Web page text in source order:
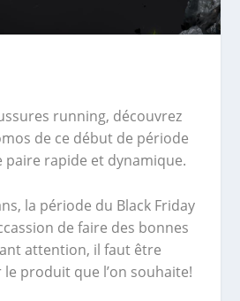
running, découvrez
de ce début de période
paire rapide et dynamique.
la période du Black Friday
de faire des bonnes
attention, il faut être
le produit que l’on souhaite!